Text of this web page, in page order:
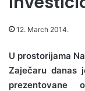
12. March 2014.
U prostorijama
Zaječaru danas